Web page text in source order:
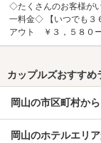
◇たくさんのお客様が
一料金◇ 【いつでも３
アウト ￥３，５８０
カップルズおすすめ
岡山の市区町村か
岡山のホテルエリ